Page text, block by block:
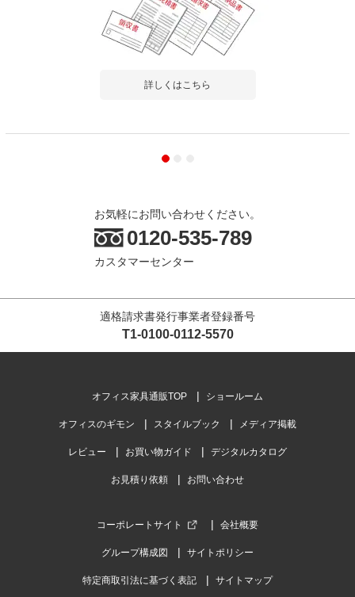
詳しくはこちら
お気軽にお問い合わせください。
0120-535-789
カスタマーセンター
適格請求書発行事業者登録番号
T1-0100-0112-5570
オフィス家具通販TOP ショールーム
オフィスのギモン スタイルブック メディア掲載
レビュー お買い物ガイド デジタルカタログ
お見積り依頼 お問い合わせ
コーポレートサイト 会社概要
グループ構成図 サイトポリシー
特定商取引法に基づく表記 サイトマップ